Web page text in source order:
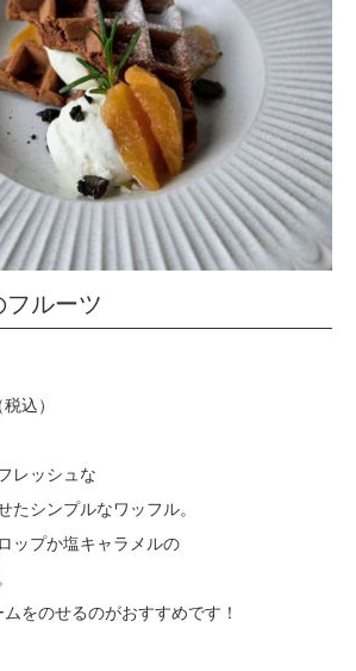
ルーツ
込）
レッシュな
たシンプルなワッフル。
ップか塩キャラメルの
をのせるのがおすすめです！